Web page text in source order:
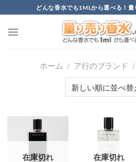
to
content
どんな香水でも1MLから選べる！
ホーム / ア行のブランド /
在庫切れ 在庫切れ